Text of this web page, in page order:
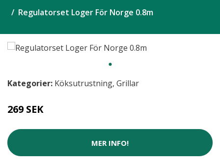
Regulatorset Loger För Norge 0.8m
Kategorier: Köksutrustning, Grillar
269 SEK
MER INFO!